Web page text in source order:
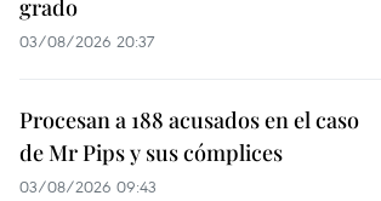
grado
03/08/2026 20:37
Procesan a 188 acusados en el caso
de Mr Pips y sus cómplices
03/08/2026 09:43